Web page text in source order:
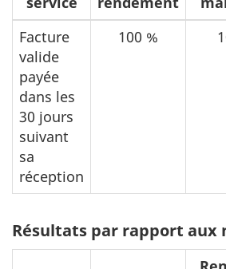
Facture
valide
payée
dans les
30 jours
suivant
sa
réception
100 %
Résultats par rapport aux